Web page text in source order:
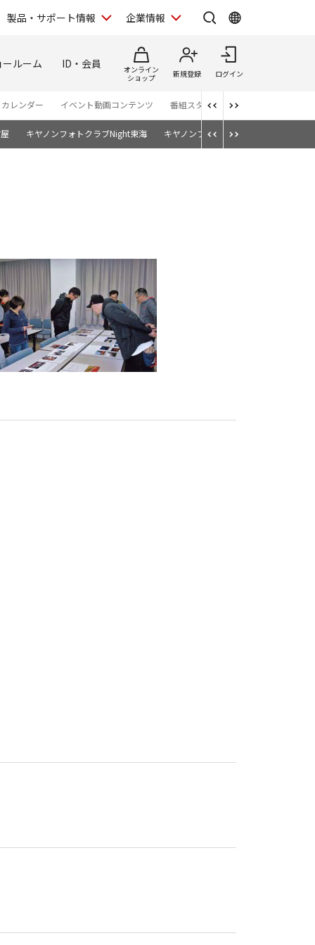
製品・サポート情報 企業情報
ールーム ID・会員
オンライン
ショップ
新規登録 ログイン
レンダー イベント動画コンテンツ 番組スタッフが語る TBS「世界遺産
キヤノンフォトクラブNight東海 キヤノンフォトクラブ沼津